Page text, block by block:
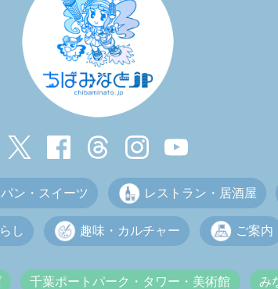
ン・スイーツ レストラン・居酒屋
し 趣味・カルチャー ご案内
千葉ポートパーク・タワー・美術館 み